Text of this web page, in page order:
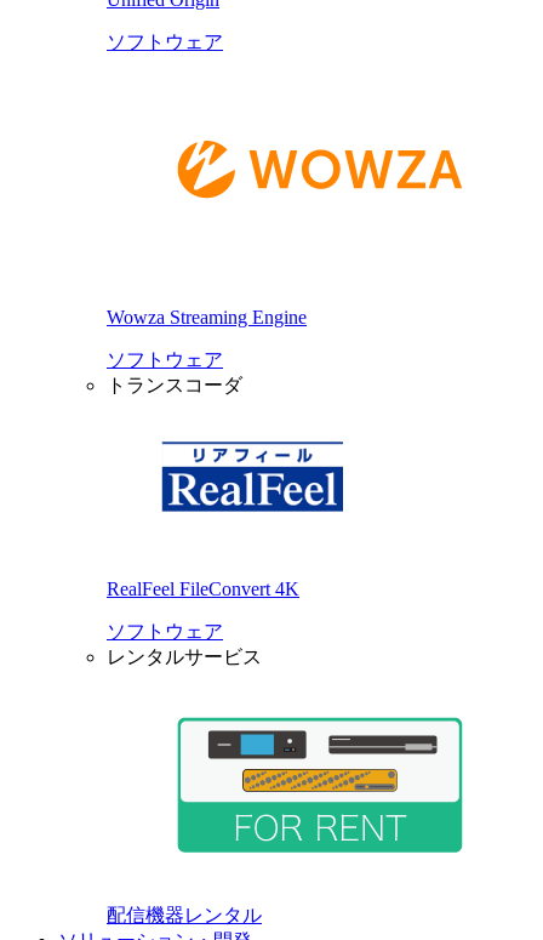
ソフトウェア
Wowza Streaming Engine
ソフトウェア
トランスコーダ
RealFeel FileConvert 4K
ソフトウェア
レンタルサービス
配信機器レンタル